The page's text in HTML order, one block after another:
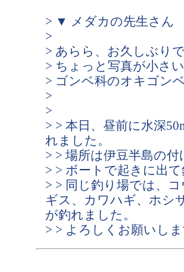
> ▼ メダカの先生さん
>
> あらら、お久しぶり
> ちょっと写真が小さ
> ゴンベ科のオキゴン
>
>
> > 本日、昼前に水深
れました。
> > 場所は伊豆半島の
> > ボートで起きに出
> > 同じ釣り場では、
ギス、カワハギ、ホシ
が釣れました。
> > よろしくお願いし